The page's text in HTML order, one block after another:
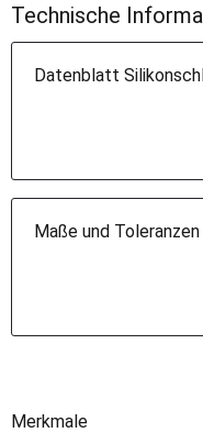
Technische
Datenblatt
Maße und
Merkmale